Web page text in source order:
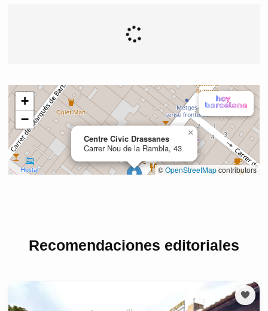
Recomendaciones editoriales